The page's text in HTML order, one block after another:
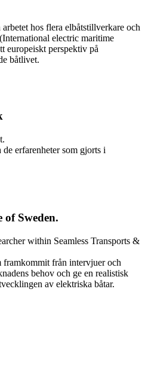
hos flera elbåtstillverkare och
electric maritime
europeiskt perspektiv på
båtlivet.
de erfarenheter som gjorts i
of Sweden.
within Seamless Transports &
framkommit från intervjuer och
behov och ge en realistisk
av elektriska båtar.